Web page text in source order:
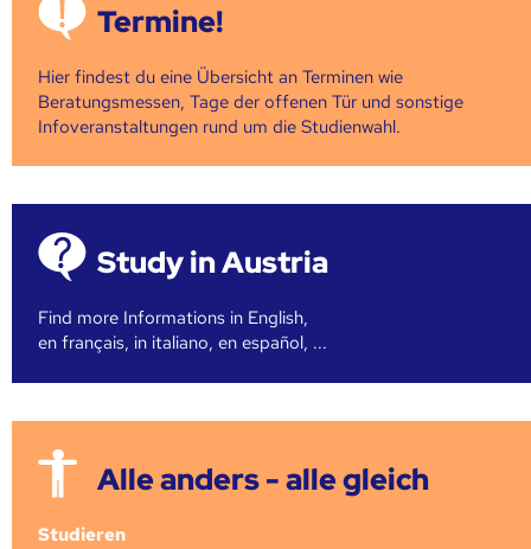
Termine!
Hier findest du eine Übersicht an Terminen wie
Beratungsmessen, Tage der offenen Tür und sonstige
Infoveranstaltungen rund um die Studienwahl.
Study in Austria
Find more Informations in English,
en français, in italiano, en español, ...
Alle anders - alle gleich
Studieren